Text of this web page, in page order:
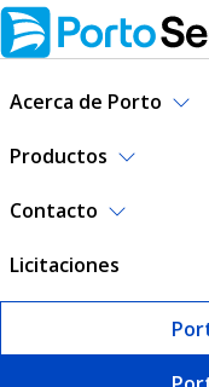
Acerca de Porto
Productos
Contacto
Licitaciones